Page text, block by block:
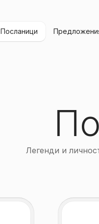
Посланици
Легенди и